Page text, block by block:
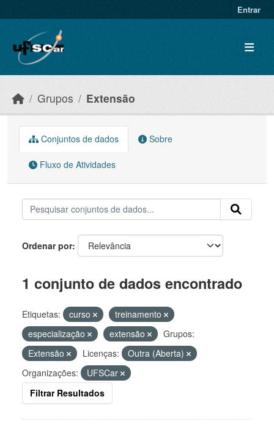
Entrar
Grupos Extensão
Conjuntos de dados Sobre
Fluxo de Atividades
Ordenar por
1 conjunto de dados encontrado
Etiquetas: curso
treinamento
especialização
extensão
Grupos:
Extensão
Licenças:
Outra (Aberta)
Organizações:
UFSCar
Filtrar Resultados